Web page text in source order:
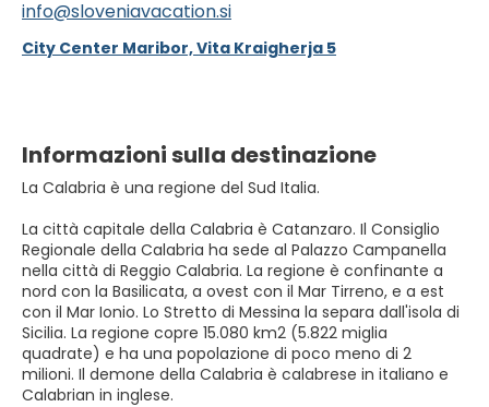
info@sloveniavacation.si
City Center Maribor, Vita Kraigherja 5
Informazioni sulla destinazione
La Calabria è una regione del Sud Italia.
La città capitale della Calabria è Catanzaro. Il Consiglio
Regionale della Calabria ha sede al Palazzo Campanella
nella città di Reggio Calabria. La regione è confinante a
nord con la Basilicata, a ovest con il Mar Tirreno, e a est
con il Mar Ionio. Lo Stretto di Messina la separa dall'isola di
Sicilia. La regione copre 15.080 km2 (5.822 miglia
quadrate) e ha una popolazione di poco meno di 2
milioni. Il demone della Calabria è calabrese in italiano e
Calabrian in inglese.